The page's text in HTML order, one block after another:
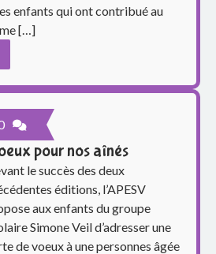
enfants qui ont contribué au
[…]
pour nos aînés
le succès des deux
éditions, l’APESV
aux enfants du groupe
Simone Veil d’adresser une
de voeux à une personnes âgée